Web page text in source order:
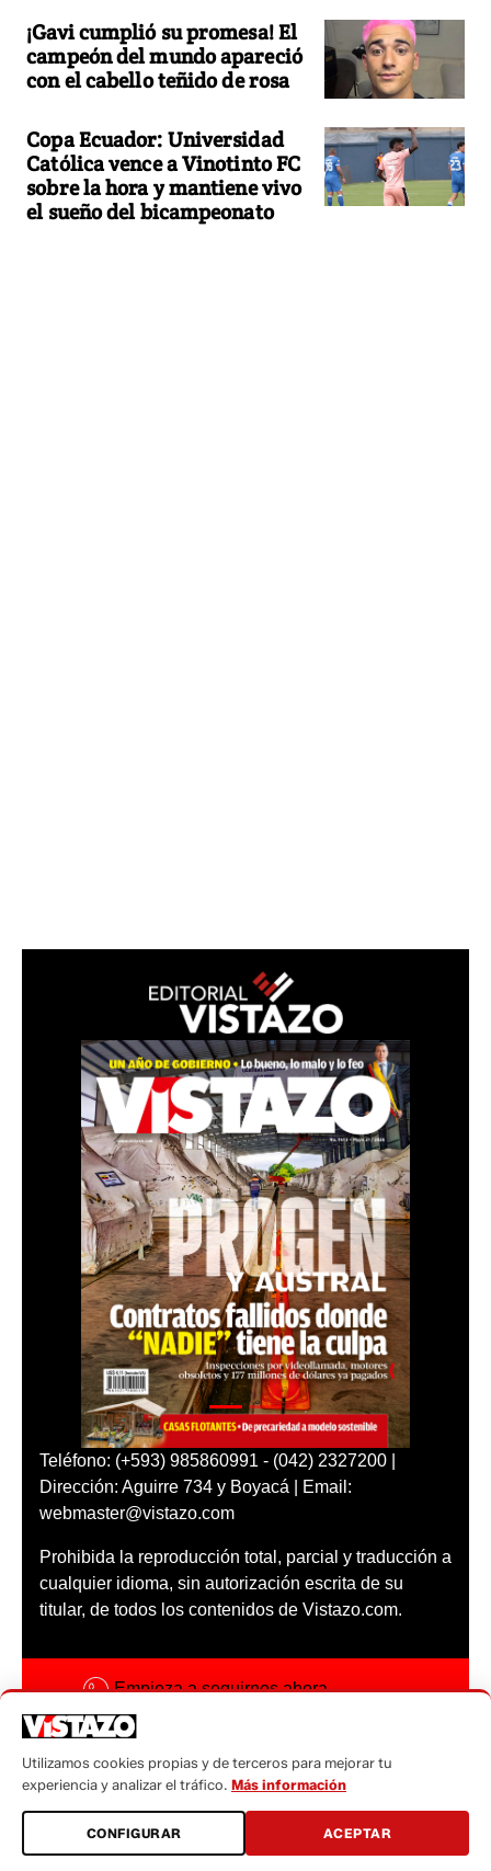
¡Gavi cumplió su promesa! El
campeón del mundo apareció
con el cabello teñido de rosa
Copa Ecuador: Universidad
Católica vence a Vinotinto FC
sobre la hora y mantiene vivo
el sueño del bicampeonato
Teléfono: (+593) 985860991 - (042) 2327200 |
Dirección: Aguirre 734 y Boyacá | Email:
webmaster@vistazo.com
Prohibida la reproducción total, parcial y traducción a
cualquier idioma, sin autorización escrita de su
titular, de todos los contenidos de Vistazo.com.
Empieza a seguirnos ahora
Código ética
Sugerencias a:
sugerencias@vistazo.com
Utilizamos cookies propias y de terceros para mejorar tu
experiencia y analizar el tráfico. Más información
CONFIGURAR ACEPTAR